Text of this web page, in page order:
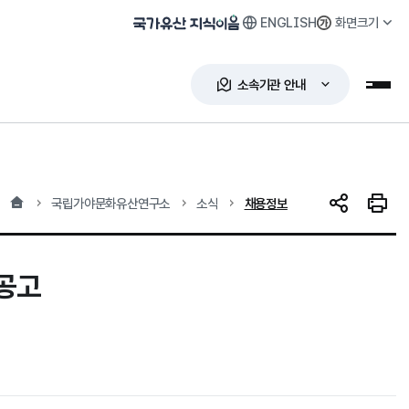
국가유산 지식이음 ENGLISH 화면크기
소속기관 안내 누리
홈 국립가야문화유산연구소 소식 현재 위치
채용정보 SNS 공유인쇄
고